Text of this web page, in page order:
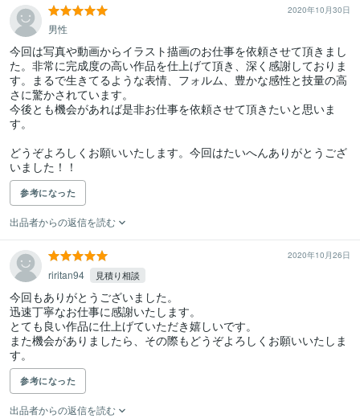
2020年10月30日
男性
今回は写真や動画からイラスト描画のお仕事を依頼させて頂きまし
た。非常に完成度の高い作品を仕上げて頂き、深く感謝しておりま
す。まるで生きてるような表情、フォルム、豊かな感性と技量の高
さに驚かされています。
今後とも機会があれば是非お仕事を依頼させて頂きたいと思いま
す。
どうぞよろしくお願いいたします。今回はたいへんありがとうござ
いました！！
参考になった
出品者からの返信を読む
2020年10月26日
riritan94 見積り相談
今回もありがとうございました。
迅速丁寧なお仕事に感謝いたします。
とても良い作品に仕上げていただき嬉しいです。
また機会がありましたら、その際もどうぞよろしくお願いいたしま
す。
参考になった
出品者からの返信を読む